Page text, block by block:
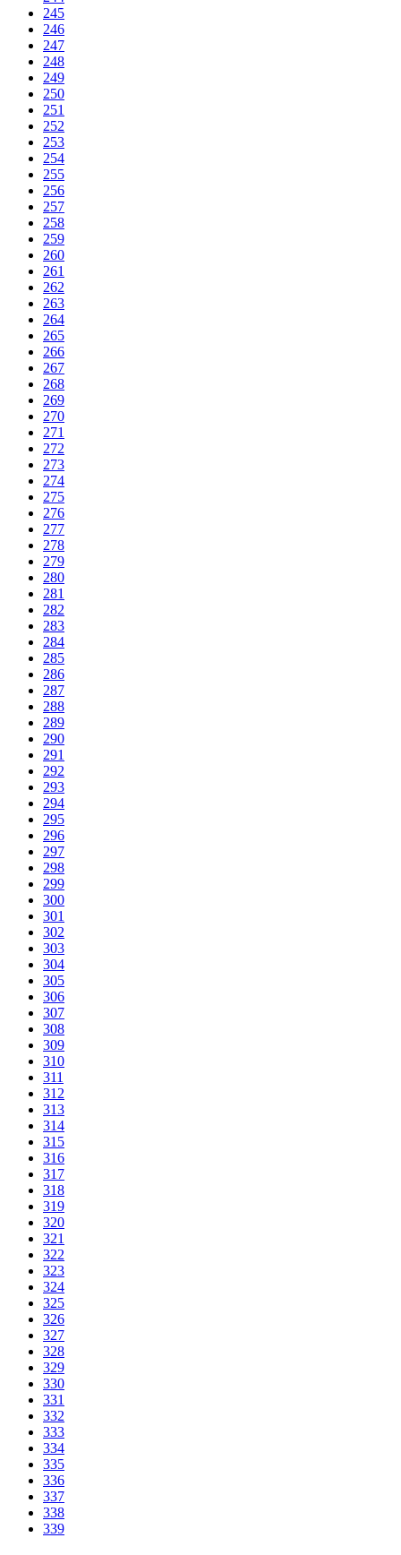
245
246
247
248
249
250
251
252
253
254
255
256
257
258
259
260
261
262
263
264
265
266
267
268
269
270
271
272
273
274
275
276
277
278
279
280
281
282
283
284
285
286
287
288
289
290
291
292
293
294
295
296
297
298
299
300
301
302
303
304
305
306
307
308
309
310
311
312
313
314
315
316
317
318
319
320
321
322
323
324
325
326
327
328
329
330
331
332
333
334
335
336
337
338
339